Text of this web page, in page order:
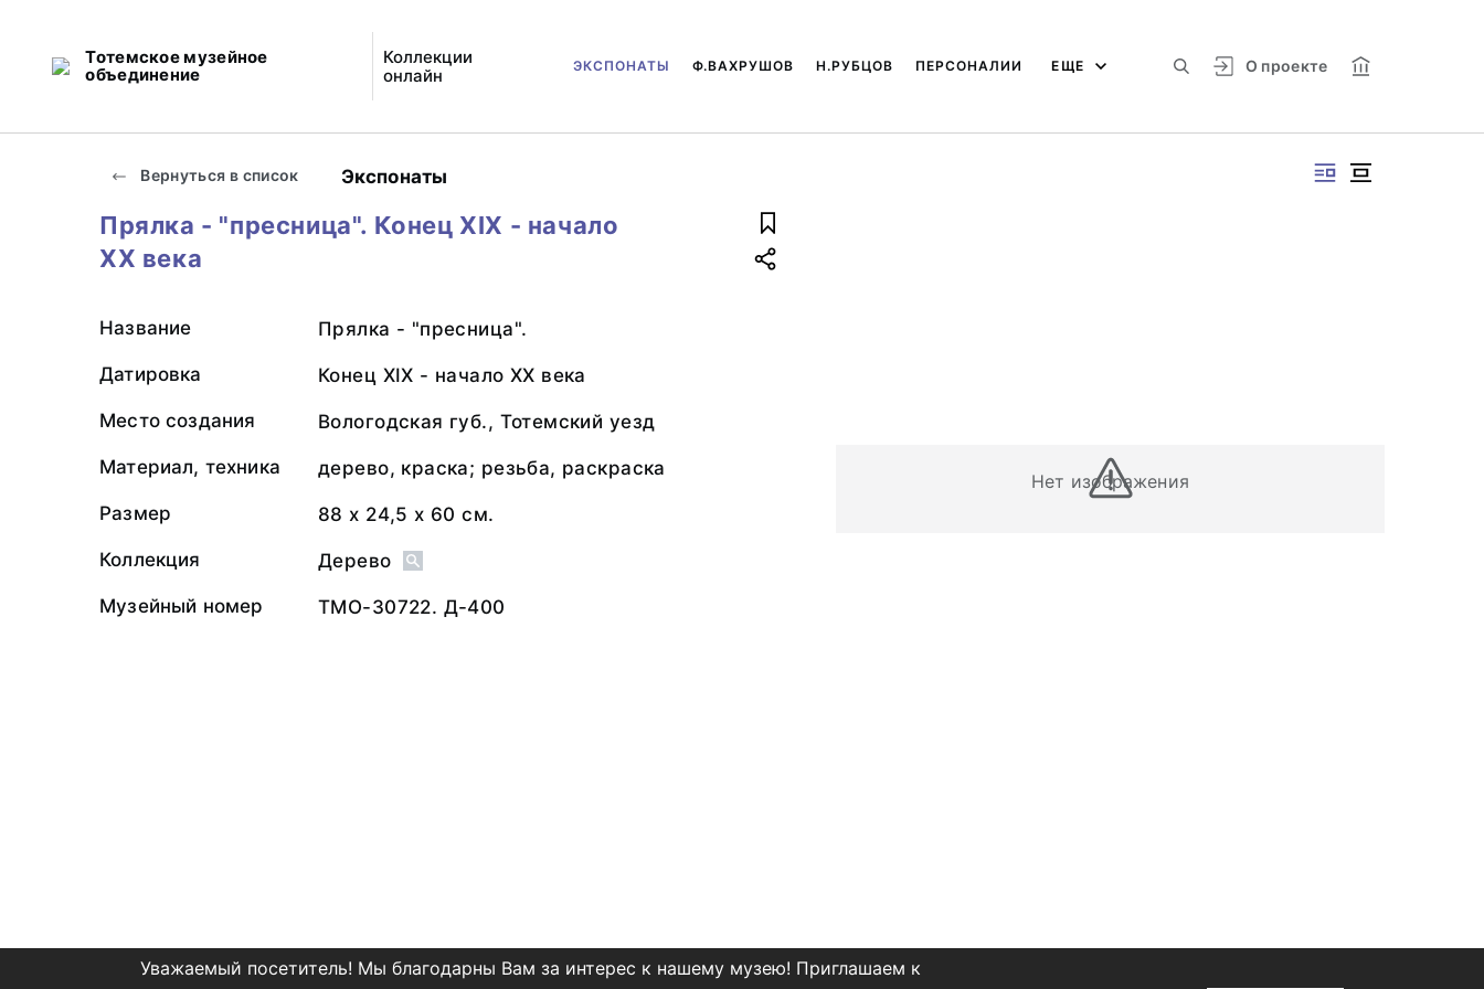
Тотемское музейное
объединение
Коллекции
онлайн
О проекте
ЭКСПОНАТЫ Ф.ВАХРУШОВ Н.РУБЦОВ ПЕРСОНАЛИИ ЕЩЕ
Вернуться в список Экспонаты
Нет изображения
Прялка - "пресница". Конец XIX - начало
XX века
Название Прялка - "пресница".
Датировка Конец XIX - начало XX века
Место создания Вологодская губ., Тотемский уезд
Материал, техника дерево, краска; резьба, раскраска
Размер 88 х 24,5 х 60 см.
Коллекция Дерево
Музейный номер ТМО-30722. Д-400
Уважаемый посетитель! Мы благодарны Вам за интерес к нашему музею! Приглашаем к